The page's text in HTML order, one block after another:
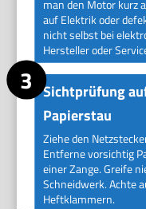
man den Motor kurz
auf Elektrik oder
nicht selbst bei
Hersteller oder
Sichtprüfung
Papierstau
Ziehe den
Entferne vorsichtig
einer Zange. Greife
Schneidwerk. Achte
Heftklammern.